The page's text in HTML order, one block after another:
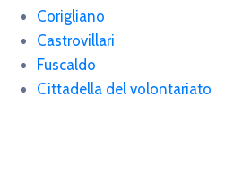
Corigliano
Castrovillari
Fuscaldo
Cittadella del volontariato